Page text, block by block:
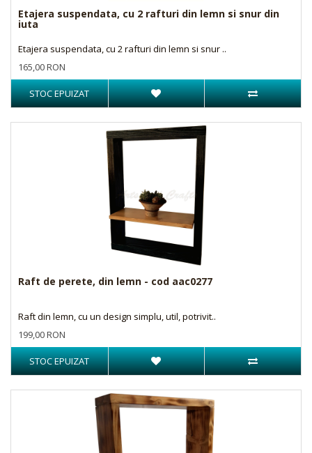
Etajera suspendata, cu 2 rafturi din lemn si snur din
iuta
Etajera suspendata, cu 2 rafturi din lemn si snur ..
165,00 RON
STOC EPUIZAT
Raft de perete, din lemn - cod aac0277
Raft din lemn, cu un design simplu, util, potrivit..
199,00 RON
STOC EPUIZAT